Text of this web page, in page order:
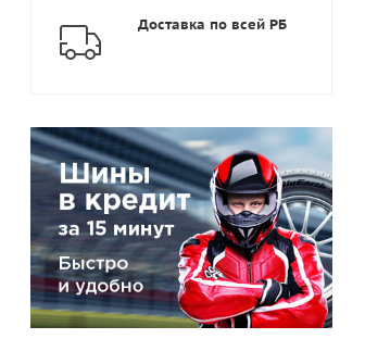
Доставка по всей РБ